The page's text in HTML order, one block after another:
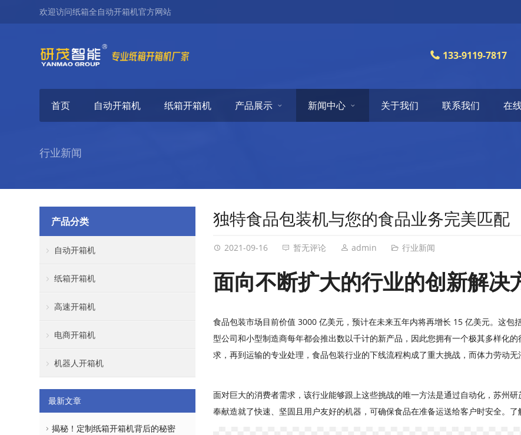
欢迎访问纸箱全自动开箱机官方网站
133-9119-7817
首页 自动开箱机 纸箱开箱机 产品展示 新闻中心 关于我们 联系我们 在
行业新闻
独特食品包装机与您的食品业务完美匹配
2021-09-16 暂无评论 admin 行业新闻
面向不断扩大的行业的创新解决
食品包装市场目前价值 3000 亿美元，预计在未来五年内将再增长 15 亿美元。这
型公司和小型制造商每年都会推出数以千计的新产品，因此您拥有一个极其多样化
求，再到运输的专业处理，食品包装行业的下线流程构成了重大挑战，而体力劳动无
面对巨大的消费者需求，该行业能够跟上这些挑战的唯一方法是通过自动化，苏州
奉献造就了快速、坚固且用户友好的机器，可确保食品在准备运送给客户时安全。
产品分类
自动开箱机
纸箱开箱机
高速开箱机
电商开箱机
机器人开箱机
最新文章
揭秘！定制纸箱开箱机背后的秘密